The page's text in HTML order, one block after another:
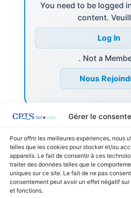
Gérer le
Pour offrir les meilleures expériences, nous
telles que les cookies pour stocker et/ou
appareils. Le fait de consentir à ces
traiter des données telles que le
uniques sur ce site. Le fait de ne pas
consentement peut avoir un effet négatif
et fonctions.
You need to be logged
content.
Log In
. Not a
Nous
Listing précédent